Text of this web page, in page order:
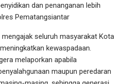
dan penanganan lebih
Pematangsiantar
seluruh masyarakat Kota
kewaspadaan.
melaporkan apabila
maupun peredaran